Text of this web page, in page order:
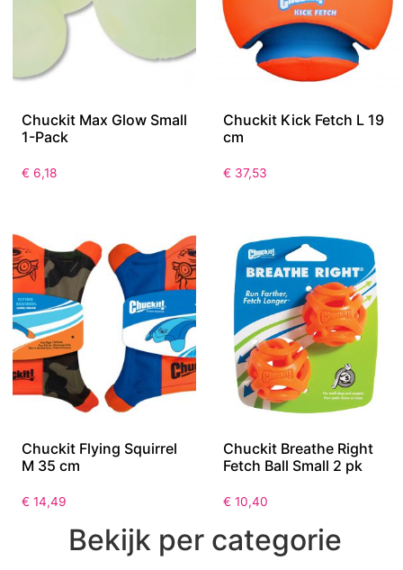
Chuckit Max Glow Small
1-Pack
€ 6,18
Chuckit Kick Fetch L 19
cm
€ 37,53
Chuckit Flying Squirrel
M 35 cm
€ 14,49
Chuckit Breathe Right
Fetch Ball Small 2 pk
€ 10,40
Bekijk per categorie